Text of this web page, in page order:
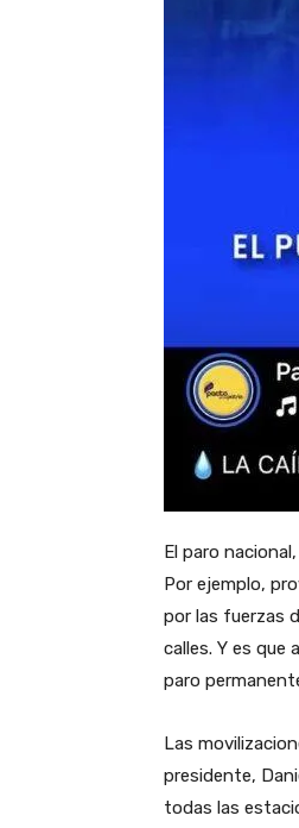
El paro
Por ejemplo,
por las fuerzas
calles. Y es que
paro
Las
presidente,
todas las